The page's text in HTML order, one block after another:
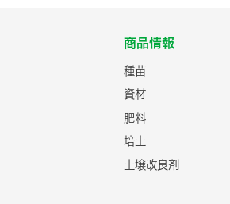
商品情報
種苗
資材
肥料
培土
土壌改良剤